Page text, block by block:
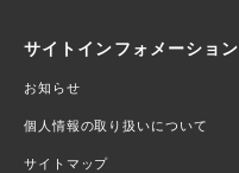
サイトインフォメーション
お知らせ
個人情報の取り扱いについて
サイトマップ